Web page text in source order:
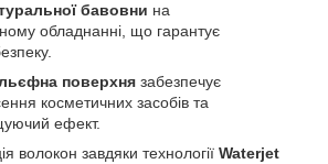
бавовни на
обладнанні, що гарантує
поверхня забезпечує
косметичних засобів та
ефект.
волокон завдяки технології Waterjet